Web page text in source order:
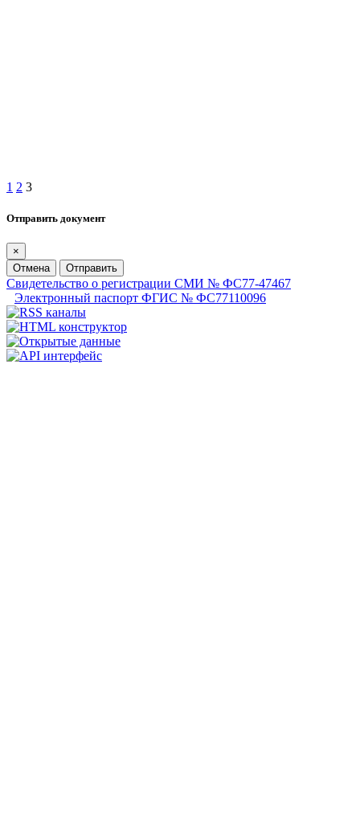
1 2 3
Отправить документ
×
Отмена
Отправить
Свидетельство о регистрации СМИ № ФС77-47467
Электронный паспорт ФГИС № ФС77110096